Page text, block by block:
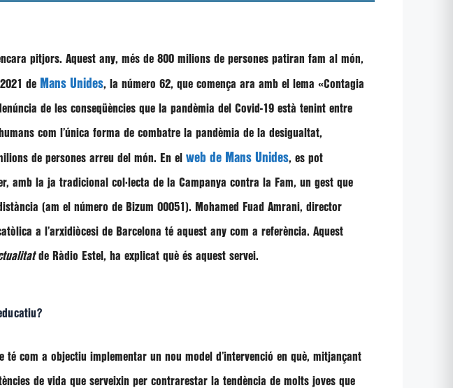
pitjors. Aquest any, més de 800 milions de persones patiran fam al món,
de Mans Unides, la número 62, que comença ara amb el lema «Contagia
de les conseqüències que la pandèmia del Covid-19 està tenint entre
com l’única forma de combatre la pandèmia de la desigualtat,
de persones arreu del món. En el web de Mans Unides, es pot
amb la ja tradicional col·lecta de la Campanya contra la Fam, un gest que
(am el número de Bizum 00051). Mohamed Fuad Amrani, director
a l’arxidiòcesi de Barcelona té aquest any com a referència. Aquest
de Ràdio Estel, ha explicat què és aquest servei.
com a objectiu implementar un nou model d’intervenció en què, mitjançant
de vida que serveixin per contrarestar la tendència de molts joves que